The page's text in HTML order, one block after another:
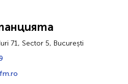
71, Sector 5, București